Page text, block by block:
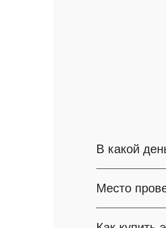
В какой
Хоккей
приобретите
электронных
Место
Матч